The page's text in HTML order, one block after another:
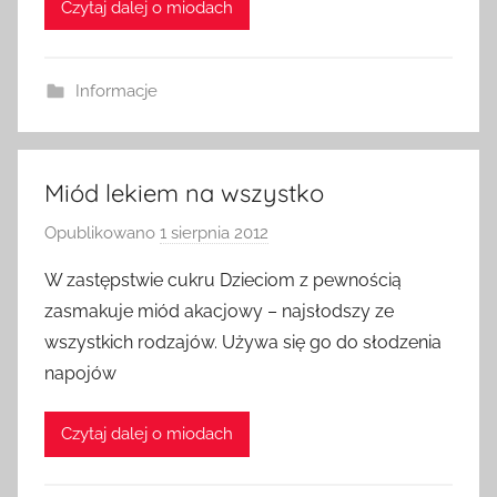
Czytaj dalej o miodach
Informacje
Miód lekiem na wszystko
Opublikowano 1 sierpnia 2012
z
e
z
W zastępstwie cukru Dzieciom z pewnością
zasmakuje miód akacjowy – najsłodszy ze
wszystkich rodzajów. Używa się go do słodzenia
napojów
Czytaj dalej o miodach